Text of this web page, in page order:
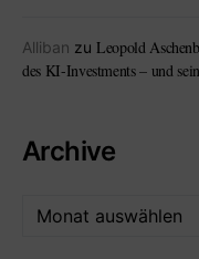
Alliban zu Leopold
des KI-Investments – und
Archive